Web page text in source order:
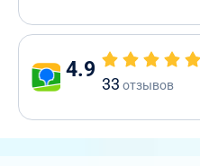
4.9
33 отзывов